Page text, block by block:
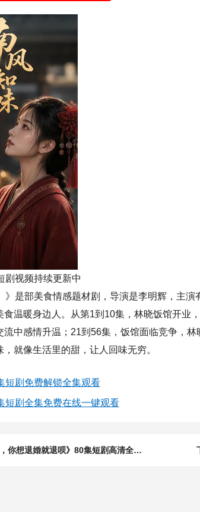
剧视频持续更新中
》是部美食情感题材剧，导演是李明辉，主
食温暖身边人。从第1到10集，林晓饭馆开业
流中感情升温；21到56集，饭馆面临竞争，
就像生活里的甜，让人回味无穷。
短剧免费解锁全集观看
短剧全集免费在线一键观看
上一篇：短剧《一天升一级，你想退婚就退呗》80集短剧高清全集在线速看